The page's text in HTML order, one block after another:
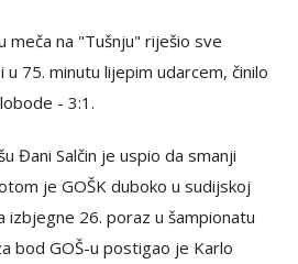
meča na "Tušnju" riješio sve
75. minutu lijepim udarcem, činilo
- 3:1.
Đani Salčin je uspio da smanji
je GOŠK duboko u sudijskoj
izbjegne 26. poraz u šampionatu
bod GOŠ-u postigao je Karlo